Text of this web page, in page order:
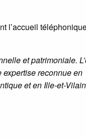
l’accueil
et patrimoniale.
reconnue en
et en Ille-et-